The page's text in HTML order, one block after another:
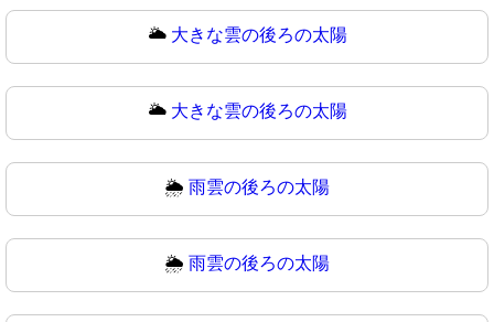
🌥️ 大きな雲の後ろの太陽
🌥 大きな雲の後ろの太陽
🌦️ 雨雲の後ろの太陽
🌦 雨雲の後ろの太陽